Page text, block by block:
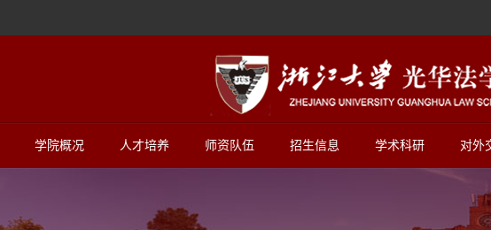
学院概况 人才培养 师资队伍 招生信息 学术科研 对外